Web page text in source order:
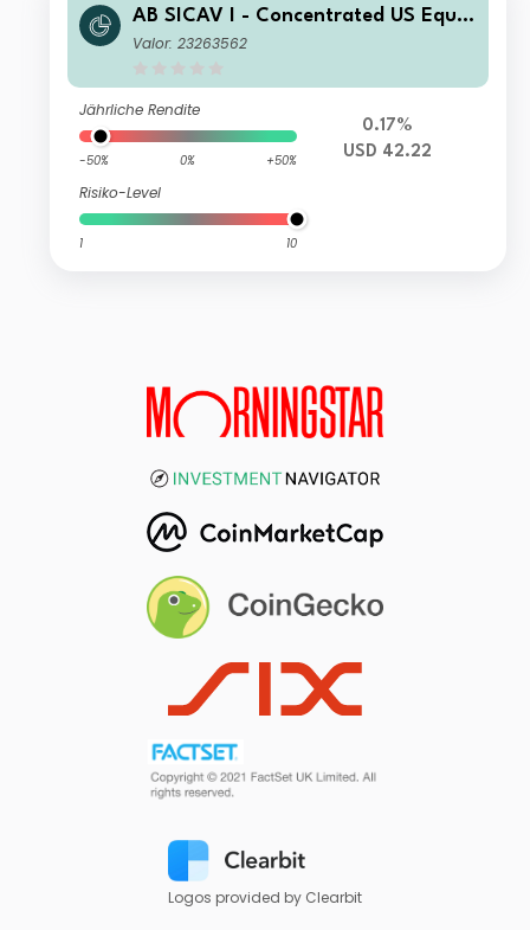
AB SICAV I - Concentrated US Equit
y Portfolio C USD Acc
Valor: 23263562
Jährliche Rendite
-50% 0% +50%
Risiko-Level
1 10
0.17%
USD 42.22
Logos provided by Clearbit